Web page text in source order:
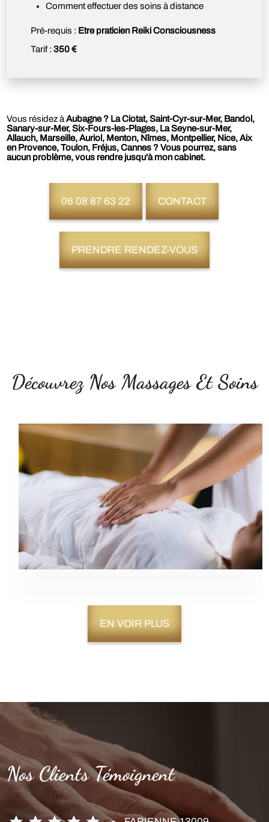
Comment effectuer des soins à distance
Pré-requis : Etre praticien Reiki Consciousness
Tarif : 350 €
Vous résidez à Aubagne ? La Ciotat, Saint-Cyr-sur-Mer, Bandol,
Sanary-sur-Mer, Six-Fours-les-Plages, La Seyne-sur-Mer,
Allauch, Marseille, Auriol, Menton, Nîmes, Montpellier, Nice, Aix
en Provence, Toulon, Fréjus, Cannes ? Vous pourrez, sans
aucun problème, vous rendre jusqu'à mon cabinet.
06 08 87 63 22 CONTACT
PRENDRE RENDEZ-VOUS
Découvrez Nos Massages Et Soins
EN VOIR PLUS
Nos Clients Témoignent